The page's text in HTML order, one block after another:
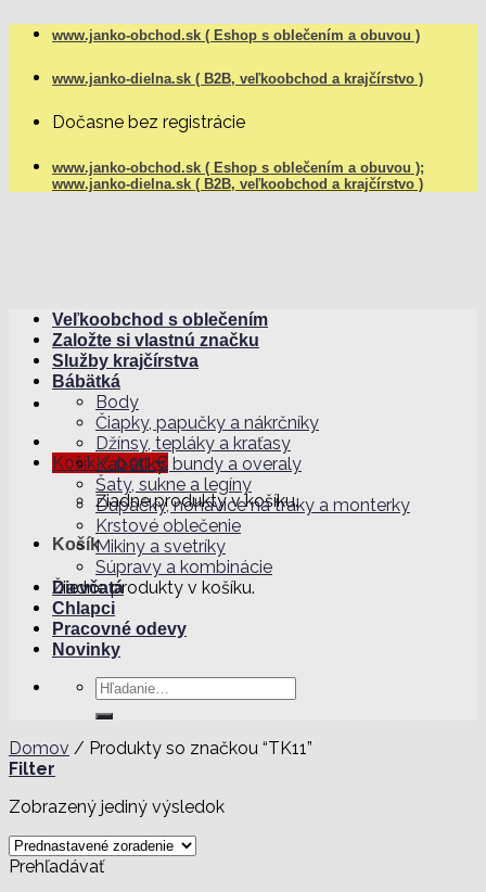
Skip
content
www.janko-obchod.sk ( Eshop s oblečením a obuvou )
www.janko-dielna.sk ( B2B, veľkoobchod a krajčírstvo )
Dočasne bez registrácie
www.janko-obchod.sk ( Eshop s oblečením a obuvou );
www.janko-dielna.sk ( B2B, veľkoobchod a krajčírstvo )
Košík /0,00€
Žiadne produkty v košíku.
Košík
Žiadne produkty v košíku.
Veľkoobchod s oblečením
Založte si vlastnú značku
Služby krajčírstva
Bábätká
Body
Čiapky, papučky a nákrčníky
Džínsy, tepláky a kraťasy
Kabátiky, bundy a overaly
Šaty, sukne a legíny
Dupačky, nohavice na traky a monterky
Krstové oblečenie
Mikiny a svetríky
Súpravy a kombinácie
Dievčatá
Chlapci
Pracovné odevy
Novinky
Hľadať:
Domov / Produkty so značkou “TK11”
Filter
Zobrazený jediný výsledok
Prehľadávať